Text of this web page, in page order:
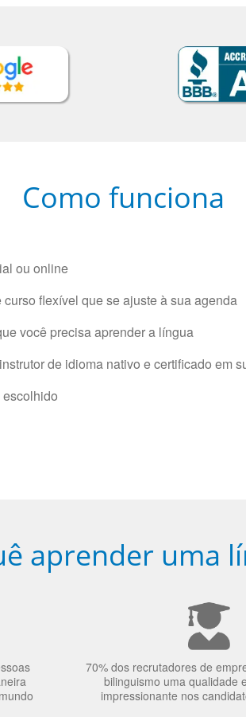
Como funciona
ou online
flexível que se ajuste à sua agenda
você precisa aprender a língua
de idioma nativo e certificado em
aprender uma
70% dos recrutadores de
bilinguismo uma qualidade
impressionante nos